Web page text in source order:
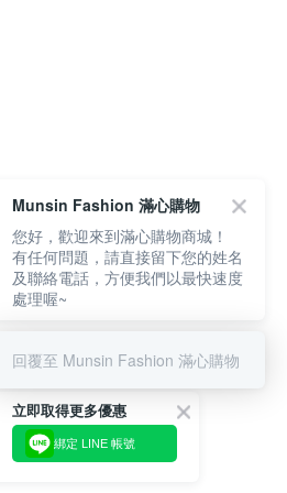
立即取得更多優惠
綁定 LINE 帳號
Munsin Fashion 滿心購物
您好，歡迎來到滿心購物商城！
有任何問題，請直接留下您的姓名
及聯絡電話，方便我們以最快速度
處理喔~
回覆至 Munsin Fashion 滿心購物